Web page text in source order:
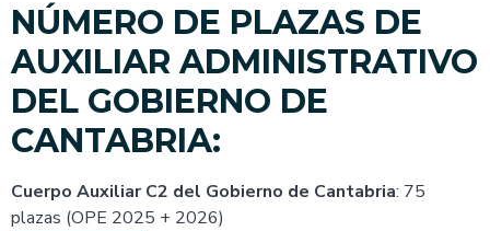
NÚMERO DE PLAZAS DE
AUXILIAR ADMINISTRATIVO
DEL GOBIERNO DE
CANTABRIA:
Cuerpo Auxiliar C2 del Gobierno de Cantabria: 75
plazas (OPE 2025 + 2026)